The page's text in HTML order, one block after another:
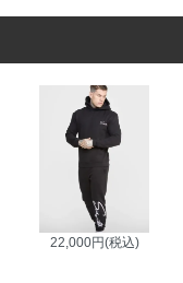
22,000円(税込)